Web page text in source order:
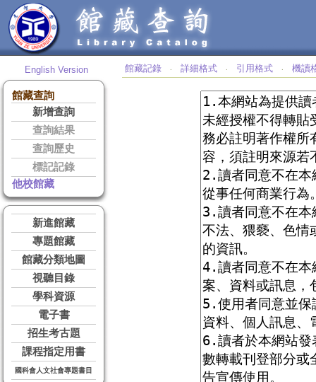
English Version
館藏查詢
新增查詢
查詢結果
查詢歷史
標記記錄
他校館藏
新進館藏
專題館藏
館藏分類地圖
視聽目錄
學科資源
電子書
招生考古題
課程指定用書
國科會人文社會專題書目
館藏記錄 ‧ 詳細格式 ‧ 引用格式 ‧ 機讀